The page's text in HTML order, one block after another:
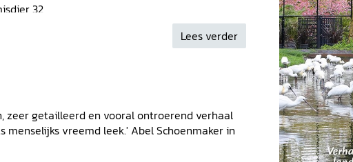
32
54
72
van Hans en Parkie 77
Lees verder
zeer getailleerd en vooral ontroerend verhaal
menselijks vreemd leek.' Abel Schoenmaker in